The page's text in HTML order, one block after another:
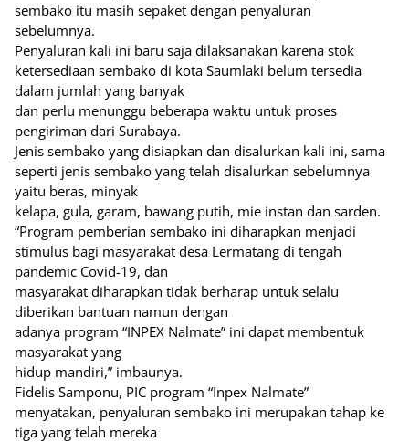
sembako itu masih sepaket dengan penyaluran
sebelumnya.
Penyaluran kali ini baru saja dilaksanakan karena stok
ketersediaan sembako di kota Saumlaki belum tersedia
dalam jumlah yang banyak
dan perlu menunggu beberapa waktu untuk proses
pengiriman dari Surabaya.
Jenis sembako yang disiapkan dan disalurkan kali ini, sama
seperti jenis sembako yang telah disalurkan sebelumnya
yaitu beras, minyak
kelapa, gula, garam, bawang putih, mie instan dan sarden.
“Program pemberian sembako ini diharapkan menjadi
stimulus bagi masyarakat desa Lermatang di tengah
pandemic Covid-19, dan
masyarakat diharapkan tidak berharap untuk selalu
diberikan bantuan namun dengan
adanya program “INPEX Nalmate” ini dapat membentuk
masyarakat yang
hidup mandiri,” imbaunya.
Fidelis Samponu, PIC program “Inpex Nalmate”
menyatakan, penyaluran sembako ini merupakan tahap ke
tiga yang telah mereka